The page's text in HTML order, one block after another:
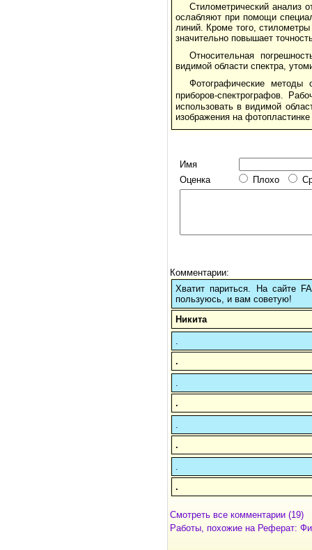
Стилометрический анализ
ослабляют при помощи
линий. Кроме того,
значительно повышает
Относительная
видимой области спектра,
Фотографические методы
приборов-спектрографов.
использовать в видимой
изображения на
Имя
Оценка
Плохо
Комментарии:
Хватит париться. На сайте
пользуюсь, и вам советую!
Никита
.
.
.
.
Смотреть все комментарии (19)
Работы, похожие на Реферат: